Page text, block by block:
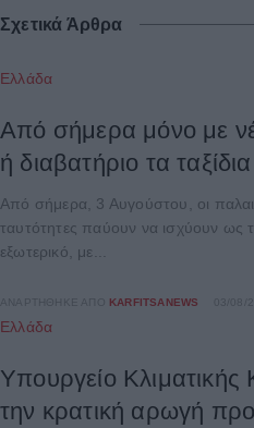
Σχετικά Άρθρα
Ελλάδα
Από σήμερα μόνο με
ή διαβατήριο τα
Από σήμερα, 3 Αυγούστου, οι
ταυτότητες παύουν να ισχύουν ως
εξωτερικό, με...
ΑΝΑΡΤΉΘΗΚΕ ΑΠΌ KARFITSANEWS
Ελλάδα
Υπουργείο Κλιματικής
την κρατική αρωγή